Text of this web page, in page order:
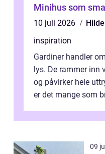
Minihus som
10 juli 2026
inspiration
Gardiner handler
lys. De rammer inn
og påvirker hele
er det mange som
09